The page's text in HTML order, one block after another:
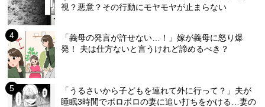
視？悪意？その行動にモヤモヤが止まらない
「義母の発言が許せない…！」嫁が義母に怒り爆
発！ 夫は仕方ないと言うけれど諦めるべき？
「うるさいから子どもを連れて外に行って？」夫が
睡眠3時間でボロボロの妻に追い打ちをかける…妻の